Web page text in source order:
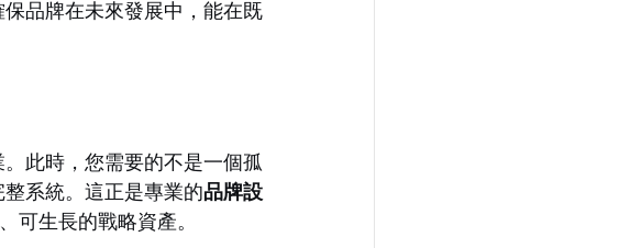
品牌在未來發展中，能在既
此時，您需要的不是一個孤
系統。這正是專業的品牌設
生長的戰略資產。